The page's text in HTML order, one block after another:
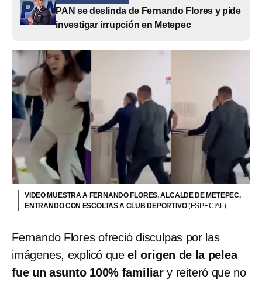
PAN se deslinda de Fernando Flores y pide
investigar irrupción en Metepec
VIDEO MUESTRA A FERNANDO FLORES, ALCALDE DE METEPEC,
ENTRANDO CON ESCOLTAS A CLUB DEPORTIVO(ESPECIAL)
Fernando Flores ofreció disculpas por las
imágenes, explicó queel origen de la pelea
fue un asunto 100% familiary reiteró que no